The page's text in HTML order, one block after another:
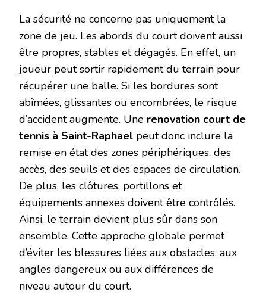
La sécurité ne concerne pas uniquement la
zone de jeu. Les abords du court doivent aussi
être propres, stables et dégagés. En effet, un
joueur peut sortir rapidement du terrain pour
récupérer une balle. Si les bordures sont
abîmées, glissantes ou encombrées, le risque
d’accident augmente. Une renovation court de
tennis à Saint-Raphael peut donc inclure la
remise en état des zones périphériques, des
accès, des seuils et des espaces de circulation.
De plus, les clôtures, portillons et
équipements annexes doivent être contrôlés.
Ainsi, le terrain devient plus sûr dans son
ensemble. Cette approche globale permet
d’éviter les blessures liées aux obstacles, aux
angles dangereux ou aux différences de
niveau autour du court.